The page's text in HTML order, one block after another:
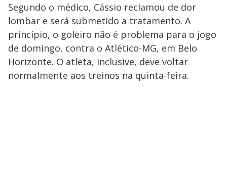
Segundo o médico, Cássio reclamou de dor
lombar e será submetido a tratamento. A
princípio, o goleiro não é problema para o jogo
de domingo, contra o Atlético-MG, em Belo
Horizonte. O atleta, inclusive, deve voltar
normalmente aos treinos na quinta-feira.